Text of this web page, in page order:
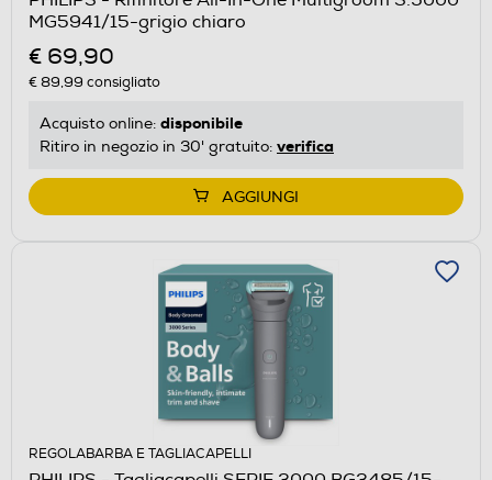
MG5941/15-grigio chiaro
€ 69,90
€ 89,99 consigliato
Acquisto online: disponibile
Ritiro in negozio in 30' gratuito: verifica
AGGIUNGI
REGOLABARBA E TAGLIACAPELLI